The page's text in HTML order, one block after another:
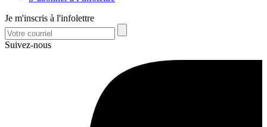
Je m'inscris à l'infolettre
Suivez-nous